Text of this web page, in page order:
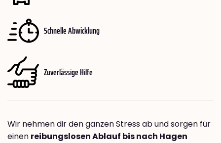
Schnelle Abwicklung
Zuverlässige Hilfe
Wir nehmen dir den ganzen Stress ab und sorgen für
einen reibungslosen Ablauf bis nach Hagen